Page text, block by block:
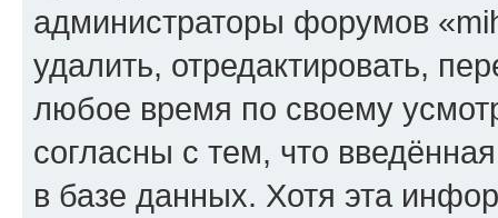
администраторы форумов
удалить, отредактировать,
любое время по своему
согласны с тем, что
в базе данных. Хотя эта